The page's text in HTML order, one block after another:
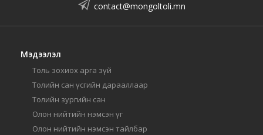
contact@mongoltoli.mn
Мэдээлэл
Толь зохиох арга зүй
Толийн сан үсгийн дарааллаар
Толийн зургийн сан
Олон нийтийн нэмсэн үг
Олон нийтийн нэмсэн тайлбар